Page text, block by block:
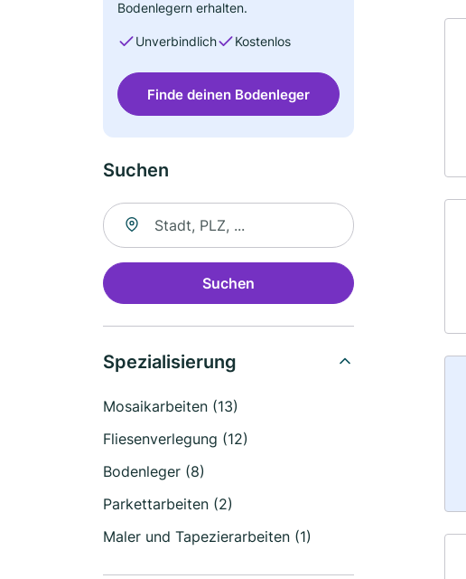
Bodenlegern erhalten.
Unverbindlich Kostenlos
Finde deinen Bodenleger
Suchen
Suche nach Ort
Suchen
Spezialisierung
Mosaikarbeiten (13)
Fliesenverlegung (12)
Bodenleger (8)
Parkettarbeiten (2)
Maler und Tapezierarbeiten (1)